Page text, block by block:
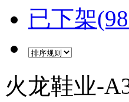
已下架
火龙鞋业-